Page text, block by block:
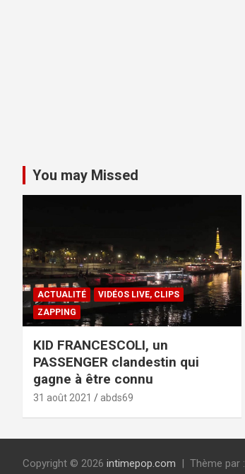
You may Missed
ACTUALITÉ
VIDÉOS LIVE, CLIPS
ZAPPING
KID FRANCESCOLI, un
PASSENGER clandestin qui
gagne à être connu
31 août 2021 abds69
Copyright © 2026 intimepop.com Thème par :